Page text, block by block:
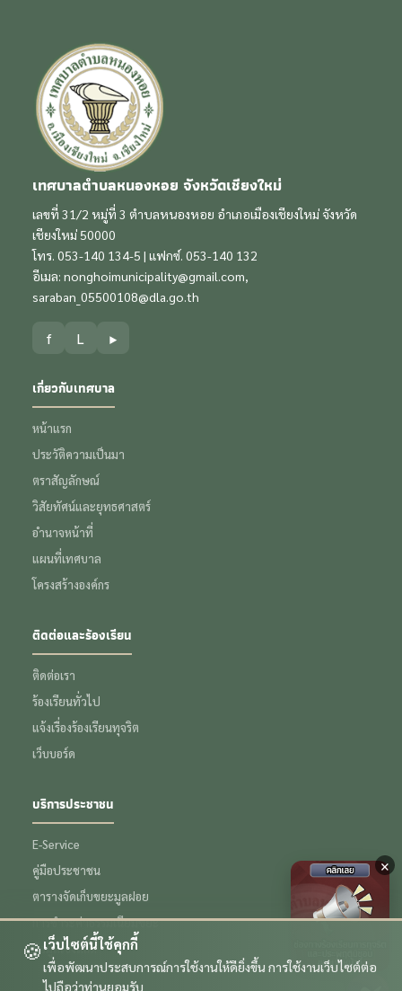
🍪 เว็บไซต์นี้ใช้คุกกี้
เพื่อพัฒนาประสบการณ์การใช้งานให้ดียิ่งขึ้น การใช้งานเว็บไซต์ต่อ
ไปถือว่าท่านยอมรับ
เทศบาลตำบลหนองหอย จังหวัดเชียงใหม่
เลขที่ 31/2 หมู่ที่ 3 ตำบลหนองหอย อำเภอเมืองเชียงใหม่ จังหวัด
เชียงใหม่ 50000
โทร. 053-140 134-5 | แฟกซ์. 053-140 132
อีเมล: nonghoimunicipality@gmail.com,
saraban_05500108@dla.go.th
f L ▶
เกี่ยวกับเทศบาล
หน้าแรก
ประวัติความเป็นมา
ตราสัญลักษณ์
วิสัยทัศน์และยุทธศาสตร์
อำนาจหน้าที่
แผนที่เทศบาล
โครงสร้างองค์กร
ติดต่อและร้องเรียน
ติดต่อเรา
ร้องเรียนทั่วไป
แจ้งเรื่องร้องเรียนทุจริต
เว็บบอร์ด
บริการประชาชน
E-Service
คู่มือประชาชน
ตารางจัดเก็บขยะมูลฝอย
การชำระค่าธรรมเนียมขยะ
ข้อมูลเชิงสถิติ
×